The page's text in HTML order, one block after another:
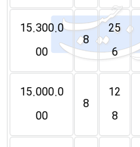
25
6
8
15.300.0
00
12
8
8
15.000.0
00